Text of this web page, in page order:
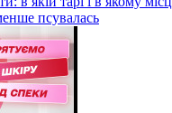
псувалась